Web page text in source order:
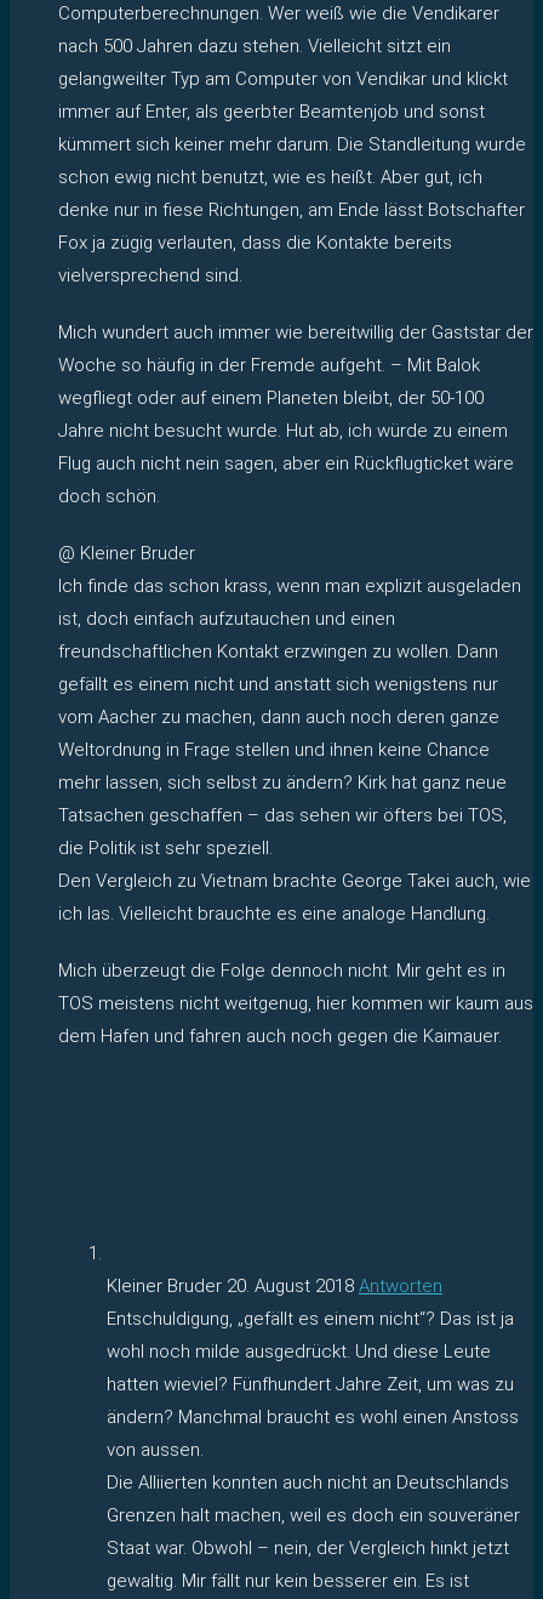
Computerberechnungen. Wer weiß wie die Vendikarer
nach 500 Jahren dazu stehen. Vielleicht sitzt ein
gelangweilter Typ am Computer von Vendikar und klickt
immer auf Enter, als geerbter Beamtenjob und sonst
kümmert sich keiner mehr darum. Die Standleitung wurde
schon ewig nicht benutzt, wie es heißt. Aber gut, ich
denke nur in fiese Richtungen, am Ende lässt Botschafter
Fox ja zügig verlauten, dass die Kontakte bereits
vielversprechend sind.
Mich wundert auch immer wie bereitwillig der Gaststar der
Woche so häufig in der Fremde aufgeht. – Mit Balok
wegfliegt oder auf einem Planeten bleibt, der 50-100
Jahre nicht besucht wurde. Hut ab, ich würde zu einem
Flug auch nicht nein sagen, aber ein Rückflugticket wäre
doch schön.
@ Kleiner Bruder
Ich finde das schon krass, wenn man explizit ausgeladen
ist, doch einfach aufzutauchen und einen
freundschaftlichen Kontakt erzwingen zu wollen. Dann
gefällt es einem nicht und anstatt sich wenigstens nur
vom Aacher zu machen, dann auch noch deren ganze
Weltordnung in Frage stellen und ihnen keine Chance
mehr lassen, sich selbst zu ändern? Kirk hat ganz neue
Tatsachen geschaffen – das sehen wir öfters bei TOS,
die Politik ist sehr speziell.
Den Vergleich zu Vietnam brachte George Takei auch, wie
ich las. Vielleicht brauchte es eine analoge Handlung.
Mich überzeugt die Folge dennoch nicht. Mir geht es in
TOS meistens nicht weitgenug, hier kommen wir kaum aus
dem Hafen und fahren auch noch gegen die Kaimauer.
Kleiner Bruder 20. August 2018 Antworten
Entschuldigung, „gefällt es einem nicht“? Das ist ja
wohl noch milde ausgedrückt. Und diese Leute
hatten wieviel? Fünfhundert Jahre Zeit, um was zu
ändern? Manchmal braucht es wohl einen Anstoss
von aussen.
Die Alliierten konnten auch nicht an Deutschlands
Grenzen halt machen, weil es doch ein souveräner
Staat war. Obwohl – nein, der Vergleich hinkt jetzt
gewaltig. Mir fällt nur kein besserer ein. Es ist